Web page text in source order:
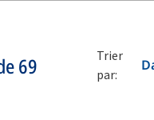
69
Trier
par: